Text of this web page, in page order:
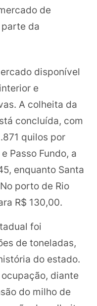
de
da
disponível
e
A colheita da
concluída, com
quilos por
Passo Fundo, a
enquanto Santa
porto de Rio
R$ 130,00.
foi
de toneladas,
do estado.
diante
do milho de